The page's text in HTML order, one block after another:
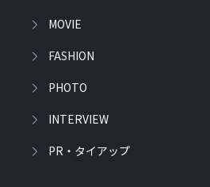
MOVIE
FASHION
PHOTO
INTERVIEW
PR・タイアップ